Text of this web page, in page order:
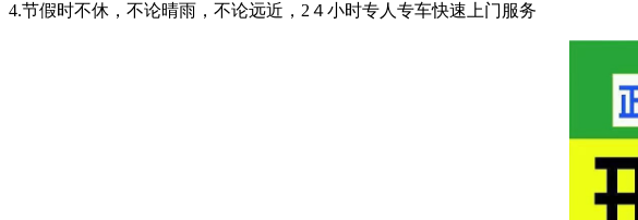
4.节假时不休，不论晴雨，不论远近，2４小时专人专车快速上门服务